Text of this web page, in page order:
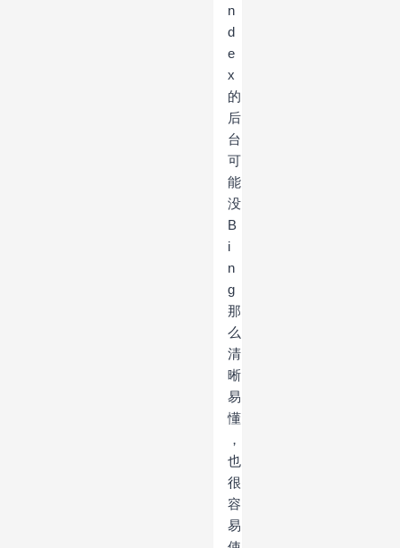
n
d
e
x
的
后
台
可
能
没
B
i
n
g
那
么
清
晰
易
懂
，
也
很
容
易